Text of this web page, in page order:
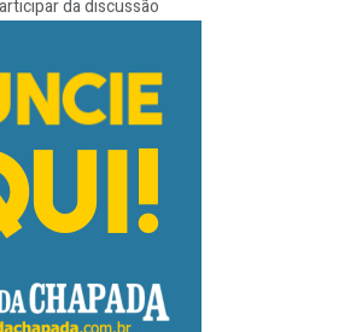
da discussão